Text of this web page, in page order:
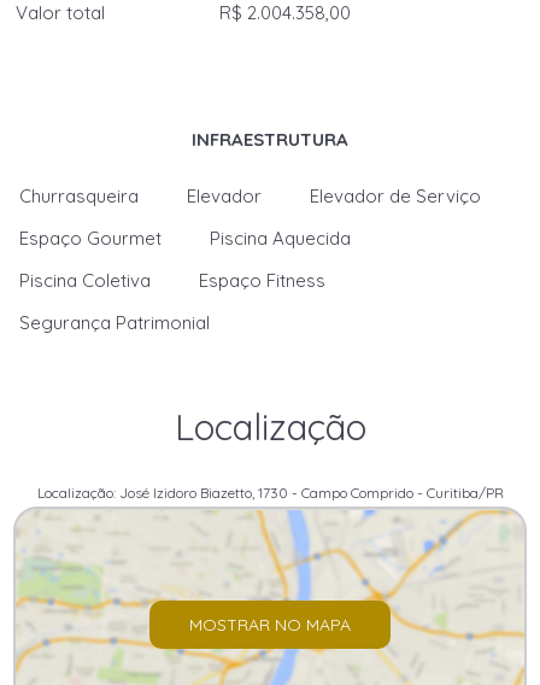
Valor total
R$ 2.004.358,00
INFRAESTRUTURA
Churrasqueira Elevador
Elevador de Serviço
Espaço Gourmet
Piscina Aquecida
Piscina Coletiva
Espaço Fitness
Segurança Patrimonial
Localização
Localização: José Izidoro Biazetto, 1730 - Campo Comprido - Curitiba/PR
MOSTRAR NO MAPA